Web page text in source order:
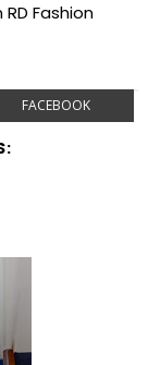
Fashion
FACEBOOK